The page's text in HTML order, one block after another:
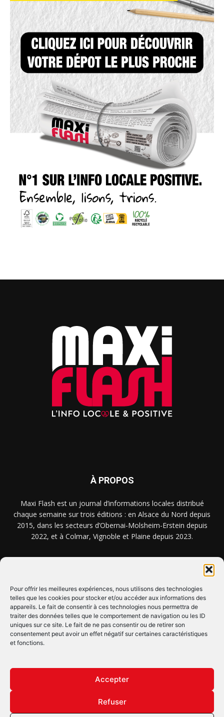
Pour offrir les meilleures expériences, nous utilisons des technologies
telles que les cookies pour stocker et/ou accéder aux informations des
appareils. Le fait de consentir à ces technologies nous permettra de
traiter des données telles que le comportement de navigation ou les ID
uniques sur ce site. Le fait de ne pas consentir ou de retirer son
consentement peut avoir un effet négatif sur certaines caractéristiques
et fonctions.
Accepter
Refuser
À PROPOS
Maxi Flash est un journal d’informations locales distribué
chaque semaine sur trois éditions : en Alsace du Nord depuis
2015, dans les secteurs d’Obernai-Molsheim-Erstein depuis
2022, et à Colmar, Vignoble et Plaine depuis 2023.
CLIQUEZ ICI !
SUIVEZ-NOUS !
© Copyright © 2022 Maxi Flash